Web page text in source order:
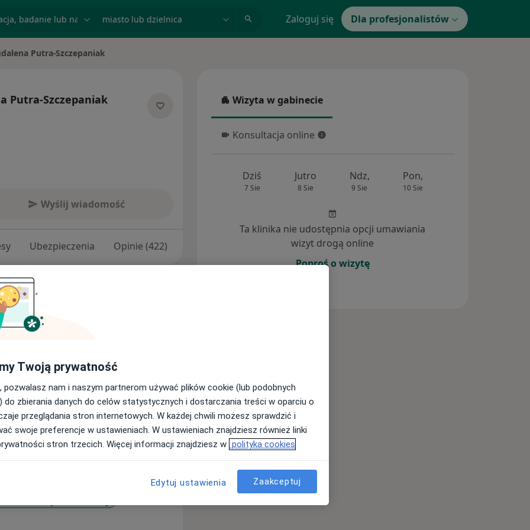
Zaloguj się Dla profesjonalistów
Putra-Szczepaniak
Putra-Szczepaniak
Wyślij wiadomość
Ubezpieczenia Opinie (422)
oraz Krakowskiej Wyższej
: Kosmetologia i Medycyna
Towarzystwa
Wenerologii i Alergologii we
Medycznego.
z wyróżnieniem stopień doktora
etiologicznymi, immunologicznymi i
współautorką wielu prac
zapalenie skóry
Wizyta w gabinecie
Wizyta w gabinecie
Konsultacja online
Konsultacja online
Dziś
7 Sie
Jutro
8 Sie
Ndz,
9 Sie
Pon,
10 Sie
Ta klinika nie udostępnia opcji umawiania
wizyt drogą online
Poproś o wizytę
Twoją prywatność
pozwalasz nam i naszym partnerom używać plików cookie (lub podobnych
do zbierania danych do celów statystycznych i dostarczania treści w oparciu o
przeglądania stron internetowych. W każdej chwili możesz sprawdzić i
swoje preferencje w ustawieniach. W ustawieniach znajdziesz również linki
stron trzecich. Więcej informacji znajdziesz w polityka cookies
Edytuj ustawienia Zaakceptuj